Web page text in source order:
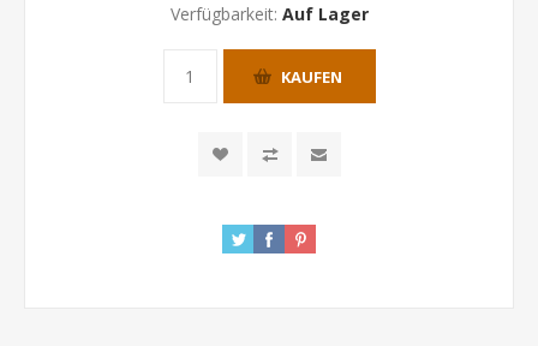
Verfügbarkeit: Auf Lager
KAUFEN